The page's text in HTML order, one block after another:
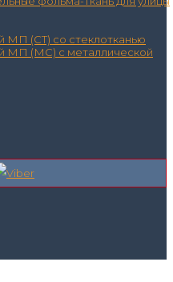
МП (СТ) со стеклотканью
МП (МС) с металлической